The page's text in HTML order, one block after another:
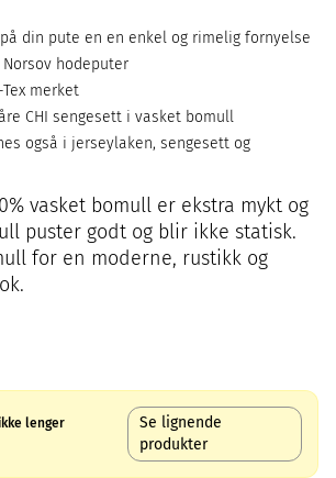
din pute en en enkel og rimelig fornyelse
hodeputer
merket
CHI sengesett i vasket bomull
også i jerseylaken, sengesett og
vasket bomull er ekstra mykt og
puster godt og blir ikke statisk.
for en moderne, rustikk og
lenger
Se lignende
produkter